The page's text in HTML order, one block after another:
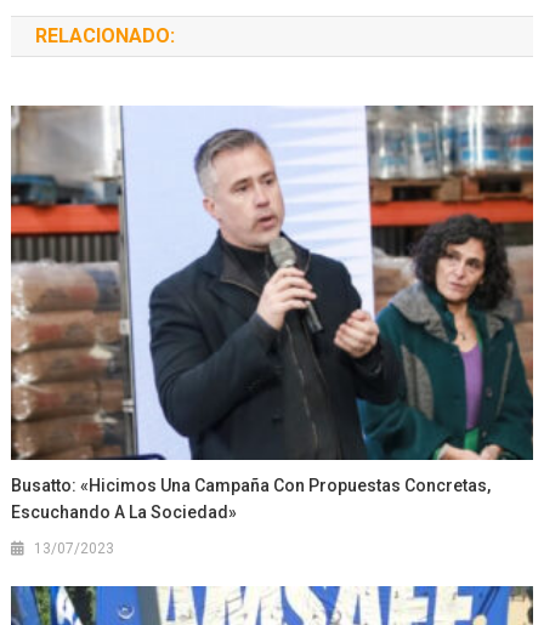
RELACIONADO:
Busatto: «Hicimos Una Campaña Con Propuestas Concretas,
Escuchando A La Sociedad»
13/07/2023